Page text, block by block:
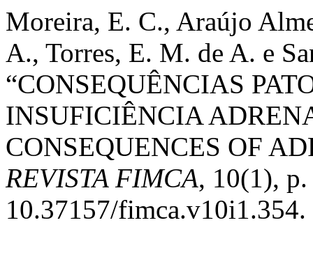
Moreira, E. C., Araújo
A., Torres, E. M. de A. e
“CONSEQUÊNCIAS
INSUFICIÊNCIA
CONSEQUENCES OF
REVISTA FIMCA, 10(1),
10.37157/fimca.v10i1.354.